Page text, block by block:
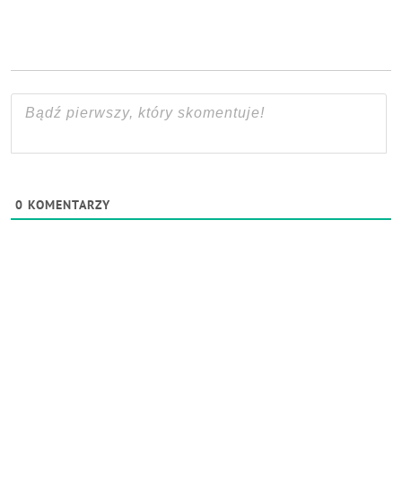
0 KOMENTARZY